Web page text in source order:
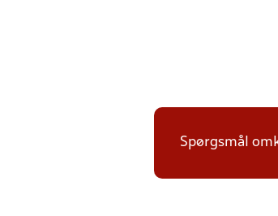
Spørgsmål